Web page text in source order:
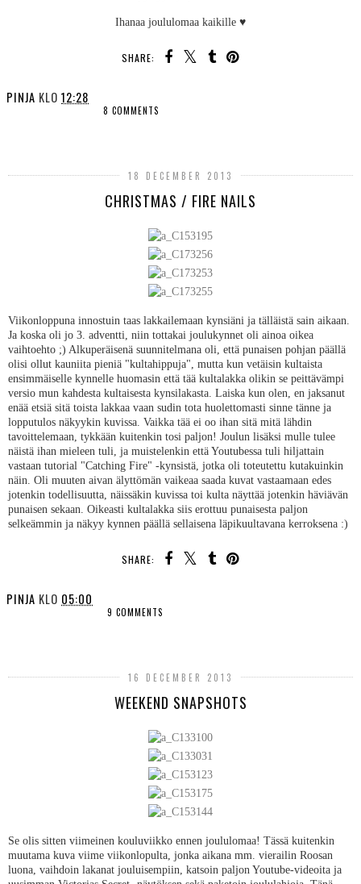
Ihanaa joululomaa kaikille ♥
SHARE:
PINJA KLO 12:28
8 COMMENTS
18 DECEMBER 2013
CHRISTMAS / FIRE NAILS
Viikonloppuna innostuin taas lakkailemaan kynsiäni ja tälläistä sain aikaan.
Ja koska oli jo 3. adventti, niin tottakai joulukynnet oli ainoa oikea
vaihtoehto ;) Alkuperäisenä suunnitelmana oli, että punaisen pohjan päällä
olisi ollut kauniita pieniä "kultahippuja", mutta kun vetäisin kultaista
ensimmäiselle kynnelle huomasin että tää kultalakka olikin se peittävämpi
versio mun kahdesta kultaisesta kynsilakasta. Laiska kun olen, en jaksanut
enää etsiä sitä toista lakkaa vaan sudin tota huolettomasti sinne tänne ja
lopputulos näkyykin kuvissa. Vaikka tää ei oo ihan sitä mitä lähdin
tavoittelemaan, tykkään kuitenkin tosi paljon! Joulun lisäksi mulle tulee
näistä ihan mieleen tuli, ja muistelenkin että Youtubessa tuli hiljattain
vastaan tutorial "Catching Fire" -kynsistä, jotka oli toteutettu kutakuinkin
näin. Oli muuten aivan älyttömän vaikeaa saada kuvat vastaamaan edes
jotenkin todellisuutta, näissäkin kuvissa toi kulta näyttää jotenkin häviävän
punaisen sekaan. Oikeasti kultalakka siis erottuu punaisesta paljon
selkeämmin ja näkyy kynnen päällä sellaisena läpikuultavana kerroksena :)
SHARE:
PINJA KLO 05:00
9 COMMENTS
16 DECEMBER 2013
WEEKEND SNAPSHOTS
Se olis sitten viimeinen kouluviikko ennen joululomaa! Tässä kuitenkin
muutama kuva viime viikonlopulta, jonka aikana mm. vierailin Roosan
luona, vaihdoin lakanat jouluisempiin, katsoin paljon Youtube-videoita ja